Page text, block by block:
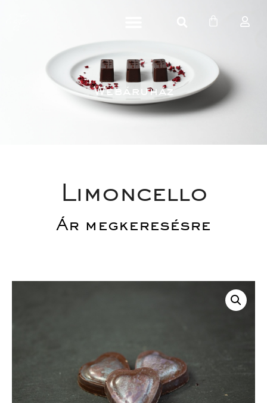
Webáruház
Limoncello
Ár megkeresésre